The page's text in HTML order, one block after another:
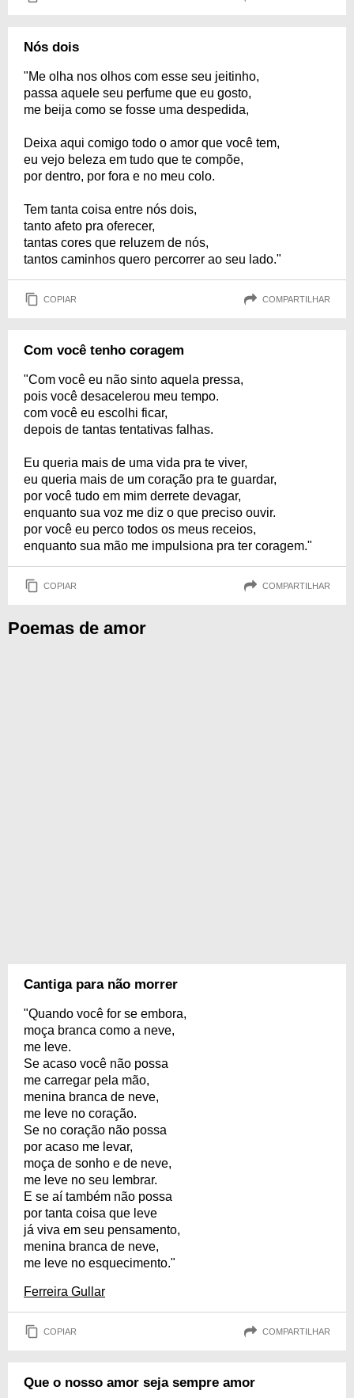
Nós dois
"Me olha nos olhos com esse seu jeitinho,
passa aquele seu perfume que eu gosto,
me beija como se fosse uma despedida,
Deixa aqui comigo todo o amor que você tem,
eu vejo beleza em tudo que te compõe,
por dentro, por fora e no meu colo.
Tem tanta coisa entre nós dois,
tanto afeto pra oferecer,
tantas cores que reluzem de nós,
tantos caminhos quero percorrer ao seu lado."
COPIAR COMPARTILHAR
Com você tenho coragem
"Com você eu não sinto aquela pressa,
pois você desacelerou meu tempo.
com você eu escolhi ficar,
depois de tantas tentativas falhas.
Eu queria mais de uma vida pra te viver,
eu queria mais de um coração pra te guardar,
por você tudo em mim derrete devagar,
enquanto sua voz me diz o que preciso ouvir.
por você eu perco todos os meus receios,
enquanto sua mão me impulsiona pra ter coragem."
COPIAR COMPARTILHAR
Poemas de amor
Cantiga para não morrer
"Quando você for se embora,
moça branca como a neve,
me leve.
Se acaso você não possa
me carregar pela mão,
menina branca de neve,
me leve no coração.
Se no coração não possa
por acaso me levar,
moça de sonho e de neve,
me leve no seu lembrar.
E se aí também não possa
por tanta coisa que leve
já viva em seu pensamento,
menina branca de neve,
me leve no esquecimento."
Ferreira Gullar
COPIAR COMPARTILHAR
Que o nosso amor seja sempre amor